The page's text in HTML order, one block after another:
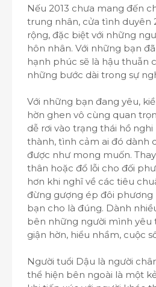
Nếu 2013 chưa mang đến
trung nhân, cửa tình duyên
rộng, đặc biệt với những
hôn nhân. Với những bạn
hạnh phúc sẽ là hậu thuẫn
những bước dài trong sự
Với những bạn đang yêu,
hờn ghen vô cùng quan
dễ rơi vào trạng thái hồ
thành, tình cảm ai đó dành
được như mong muốn.
thân hoặc đổ lỗi cho đối
hơn khi nghĩ về các tiêu
đừng gượng ép đôi phương
bạn cho là đúng. Dành
bên những người mình yêu
giận hờn, hiểu nhầm, cuộc
Người tuổi Dậu là người
thể hiện bên ngoài là một